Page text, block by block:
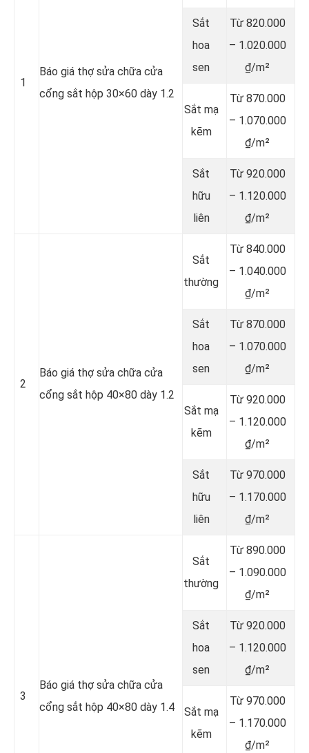
1
Báo giá thợ sửa chữa cửa
cổng sắt hộp 30×60 dày 1.2
Sắt
hoa
sen
Từ 820.000
– 1.020.000
₫/m²
Sắt mạ
kẽm
Từ 870.000
– 1.070.000
₫/m²
Sắt
hữu
liên
Từ 920.000
– 1.120.000
₫/m²
2
Báo giá thợ sửa chữa cửa
cổng sắt hộp 40×80 dày 1.2
Sắt
thường
Từ 840.000
– 1.040.000
₫/m²
Sắt
hoa
sen
Từ 870.000
– 1.070.000
₫/m²
Sắt mạ
kẽm
Từ 920.000
– 1.120.000
₫/m²
Sắt
hữu
liên
Từ 970.000
– 1.170.000
₫/m²
3
Báo giá thợ sửa chữa cửa
cổng sắt hộp 40×80 dày 1.4
Sắt
thường
Từ 890.000
– 1.090.000
₫/m²
Sắt
hoa
sen
Từ 920.000
– 1.120.000
₫/m²
Sắt mạ
kẽm
Từ 970.000
– 1.170.000
₫/m²